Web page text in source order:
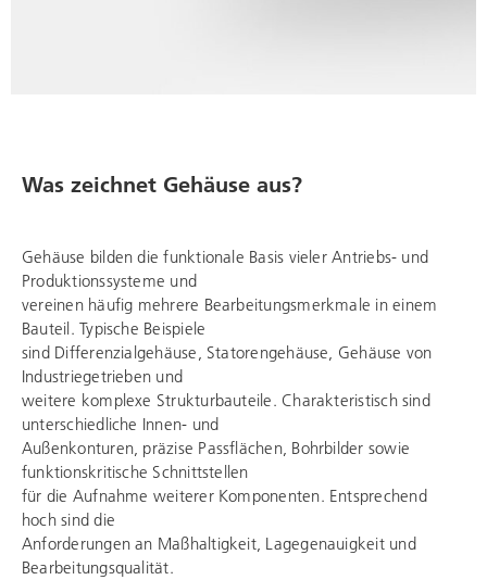
Was zeichnet Gehäuse aus?
Gehäuse bilden die funktionale Basis vieler Antriebs- und
Produktionssysteme und
vereinen häufig mehrere Bearbeitungsmerkmale in einem
Bauteil. Typische Beispiele
sind Differenzialgehäuse, Statorengehäuse, Gehäuse von
Industriegetrieben und
weitere komplexe Strukturbauteile. Charakteristisch sind
unterschiedliche Innen- und
Außenkonturen, präzise Passflächen, Bohrbilder sowie
funktionskritische Schnittstellen
für die Aufnahme weiterer Komponenten. Entsprechend
hoch sind die
Anforderungen an Maßhaltigkeit, Lagegenauigkeit und
Bearbeitungsqualität.